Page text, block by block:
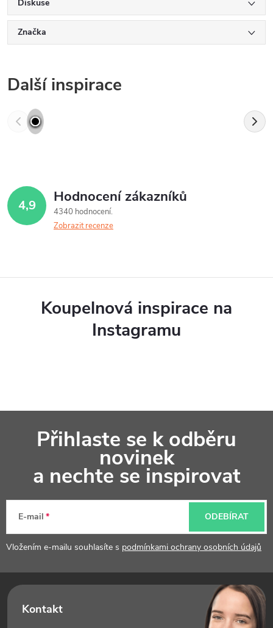
Diskuse
Značka
Další inspirace
4,9 Hodnocení zákazníků
4340 hodnocení
Zobrazit recenze
Koupelnová inspirace na
Instagramu
a
Přihlaste se k odběru
novinek
a nechte se inspirovat
E-mail
Vložením e-mailu souhlasíte s podmínkami ochrany osobních údajů
ODEBÍRAT